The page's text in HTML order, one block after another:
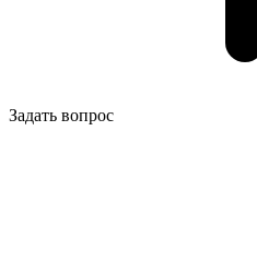
Задать вопрос